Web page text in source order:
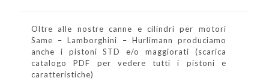
Oltre alle nostre canne e cilindri per motori
Same – Lamborghini – Hurlimann produciamo
anche i pistoni STD e/o maggiorati (scarica
catalogo PDF per vedere tutti i pistoni e
caratteristiche)